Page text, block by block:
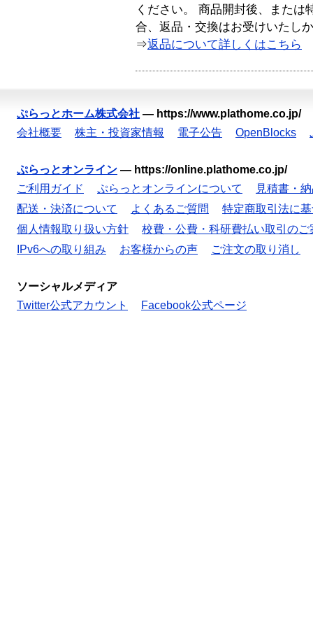
ください。 商品開封後、または
合、返品・交換はお受けいたし
⇒返品について詳しくはこちら
ぷらっとホーム株式会社 — https://www.plathome.co.jp/
会社概要
株主・投資家情報 電子公告 OpenBlocks
ぷらっとオンライン — https://online.plathome.co.jp/
ご利用ガイド
ぷらっとオンラインについて
見積書・
配送・決済について
よくあるご質問
特定商取引法に
個人情報取り扱い方針
校費・公費・科研費払い取引のご
IPv6への取り組み
お客様からの声 ご注文の取り消し
ソーシャルメディア
Twitter公式アカウント
Facebook公式ページ